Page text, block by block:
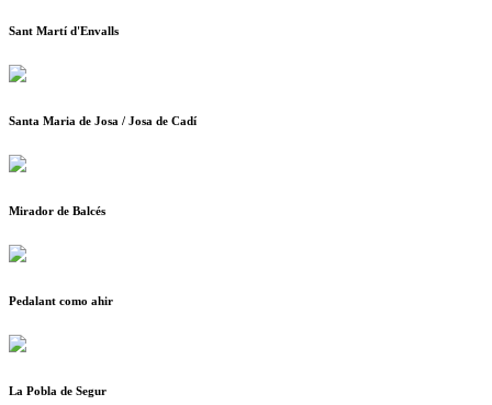
Sant Martí d'Envalls
Santa Maria de Josa / Josa de Cadí
Mirador de Balcés
Pedalant como ahir
La Pobla de Segur